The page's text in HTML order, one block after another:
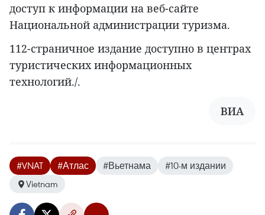
доступ к информации на веб-сайте
Национальной администрации туризма.
112-страничное издание доступно в центрах
туристических информационных
технологий./.
ВИА
#VNAT #Атлас #Вьетнама
#10-м издании
Vietnam